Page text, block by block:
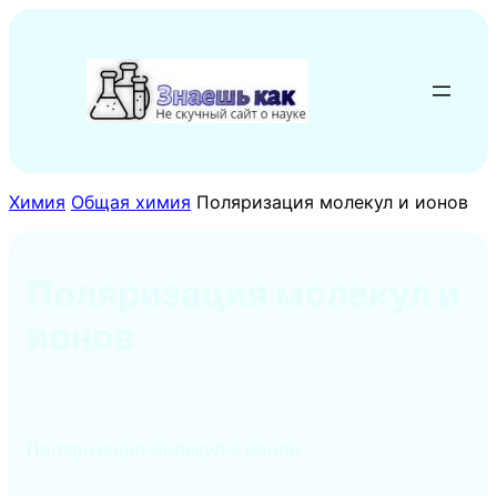
содержимому
Химия Общая химия Поляризация молекул и ионов